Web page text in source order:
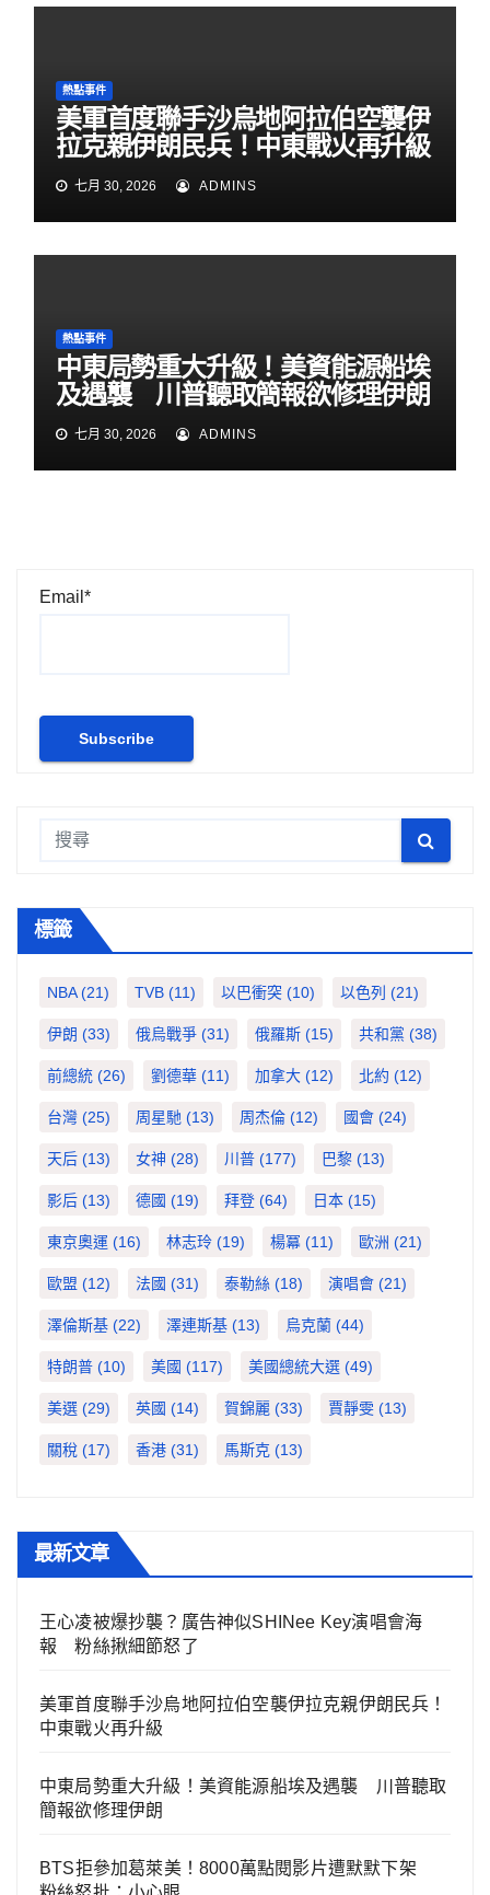
熱點事件
美軍首度聯手沙烏地阿拉伯空襲伊
拉克親伊朗民兵！中東戰火再升級
七月 30, 2026 ADMINS
熱點事件
中東局勢重大升級！美資能源船埃
及遇襲 川普聽取簡報欲修理伊朗
七月 30, 2026 ADMINS
Email*
標籤
NBA(21) TVB (11) 以巴衝突 (10) 以色列 (21)
伊朗 (33) 俄烏戰爭 (31) 俄羅斯 (15) 共和黨 (38)
前總統 (26) 劉德華 (11) 加拿大 (12) 北約 (12)
台灣 (25) 周星馳 (13) 周杰倫 (12) 國會 (24)
天后 (13) 女神 (28) 川普 (177) 巴黎 (13)
影后 (13) 德國 (19) 拜登 (64) 日本 (15)
東京奧運 (16) 林志玲 (19) 楊冪 (11) 歐洲 (21)
歐盟 (12) 法國 (31) 泰勒絲 (18) 演唱會 (21)
澤倫斯基 (22) 澤連斯基 (13) 烏克蘭 (44)
特朗普 (10) 美國 (117) 美國總統大選 (49)
美選 (29) 英國 (14) 賀錦麗 (33) 賈靜雯 (13)
關稅 (17) 香港 (31) 馬斯克 (13)
最新文章
王心凌被爆抄襲？廣告神似SHINee Key演唱會海
報 粉絲揪細節怒了
美軍首度聯手沙烏地阿拉伯空襲伊拉克親伊朗民兵！
中東戰火再升級
中東局勢重大升級！美資能源船埃及遇襲 川普聽取
簡報欲修理伊朗
BTS拒參加葛萊美！8000萬點閱影片遭默默下架